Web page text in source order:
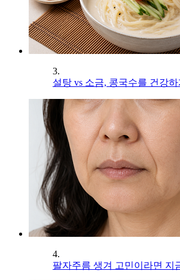
3.
설탕 vs 소금, 콩국수를 건강
4.
팔자주름 생겨 고민이라면 지